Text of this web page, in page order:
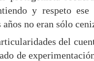
y respeto
años no eran sólo
del
de